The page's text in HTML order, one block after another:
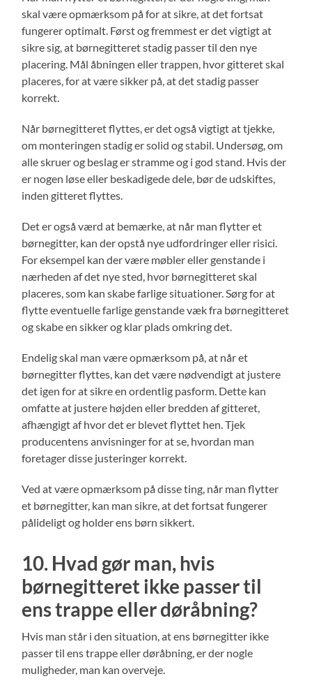
skal være opmærksom på for at sikre, at det fortsat
fungerer optimalt. Først og fremmest er det vigtigt at
sikre sig, at børnegitteret stadig passer til den nye
placering. Mål åbningen eller trappen, hvor gitteret skal
placeres, for at være sikker på, at det stadig passer
korrekt.
Når børnegitteret flyttes, er det også vigtigt at tjekke,
om monteringen stadig er solid og stabil. Undersøg, om
alle skruer og beslag er stramme og i god stand. Hvis der
er nogen løse eller beskadigede dele, bør de udskiftes,
inden gitteret flyttes.
Det er også værd at bemærke, at når man flytter et
børnegitter, kan der opstå nye udfordringer eller risici.
For eksempel kan der være møbler eller genstande i
nærheden af det nye sted, hvor børnegitteret skal
placeres, som kan skabe farlige situationer. Sørg for at
flytte eventuelle farlige genstande væk fra børnegitteret
og skabe en sikker og klar plads omkring det.
Endelig skal man være opmærksom på, at når et
børnegitter flyttes, kan det være nødvendigt at justere
det igen for at sikre en ordentlig pasform. Dette kan
omfatte at justere højden eller bredden af gitteret,
afhængigt af hvor det er blevet flyttet hen. Tjek
producentens anvisninger for at se, hvordan man
foretager disse justeringer korrekt.
Ved at være opmærksom på disse ting, når man flytter
et børnegitter, kan man sikre, at det fortsat fungerer
pålideligt og holder ens børn sikkert.
10. Hvad gør man, hvis
børnegitteret ikke passer til
ens trappe eller døråbning?
Hvis man står i den situation, at ens børnegitter ikke
passer til ens trappe eller døråbning, er der nogle
muligheder, man kan overveje.